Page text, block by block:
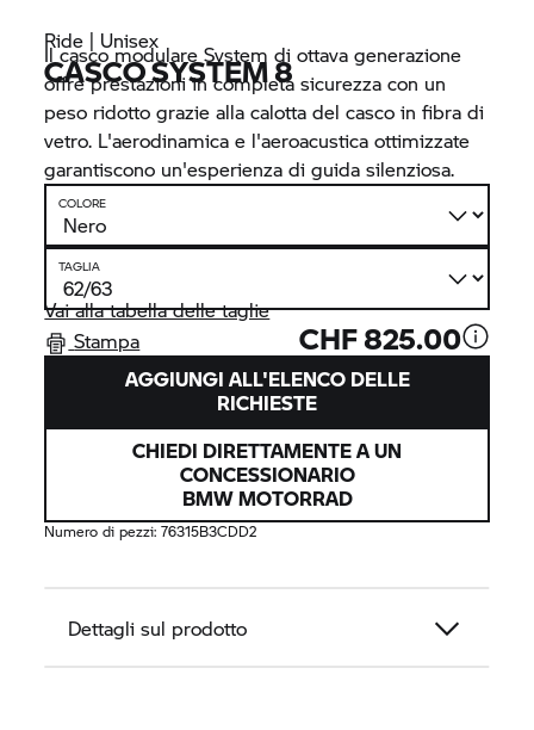
Ride | Unisex
CASCO SYSTEM 8
Il casco modulare System di ottava generazione
offre prestazioni in completa sicurezza con un
peso ridotto grazie alla calotta del casco in fibra di
vetro. L'aerodinamica e l'aeroacustica ottimizzate
garantiscono un'esperienza di guida silenziosa.
COLORE
TAGLIA
Vai alla tabella delle taglie
Stampa
CHF 825.00
AGGIUNGI ALL'ELENCO DELLE
RICHIESTE
CHIEDI DIRETTAMENTE A UN
CONCESSIONARIO
BMW MOTORRAD
Numero di pezzi:76315B3CDD2
Dettagli sul prodotto